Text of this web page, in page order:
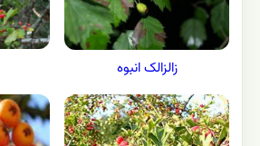
زالزالک انبوه